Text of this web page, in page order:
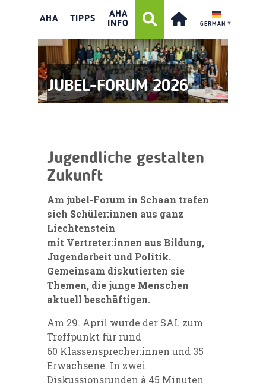
AHA TIPPS
AHA
INFO
GERMAN ▼
JUBEL-FORUM 2026
Jugendliche gestalten
Zukunft
Am jubel-Forum in Schaan trafen
sich Schüler:innen aus ganz
Liechtenstein
mit Vertreter:innen aus Bildung,
Jugendarbeit und Politik.
Gemeinsam diskutierten sie
Themen, die junge Menschen
aktuell beschäftigen.
Am 29. April wurde der SAL zum
Treffpunkt für rund
60 Klassensprecher:innen und 35
Erwachsene. In zwei
Diskussionsrunden à 45 Minuten